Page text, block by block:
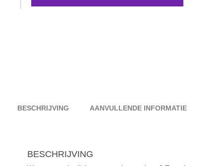
wenkbrauw
BESCHRIJVING AANVULLENDE INFORMATIE
BESCHRIJVING